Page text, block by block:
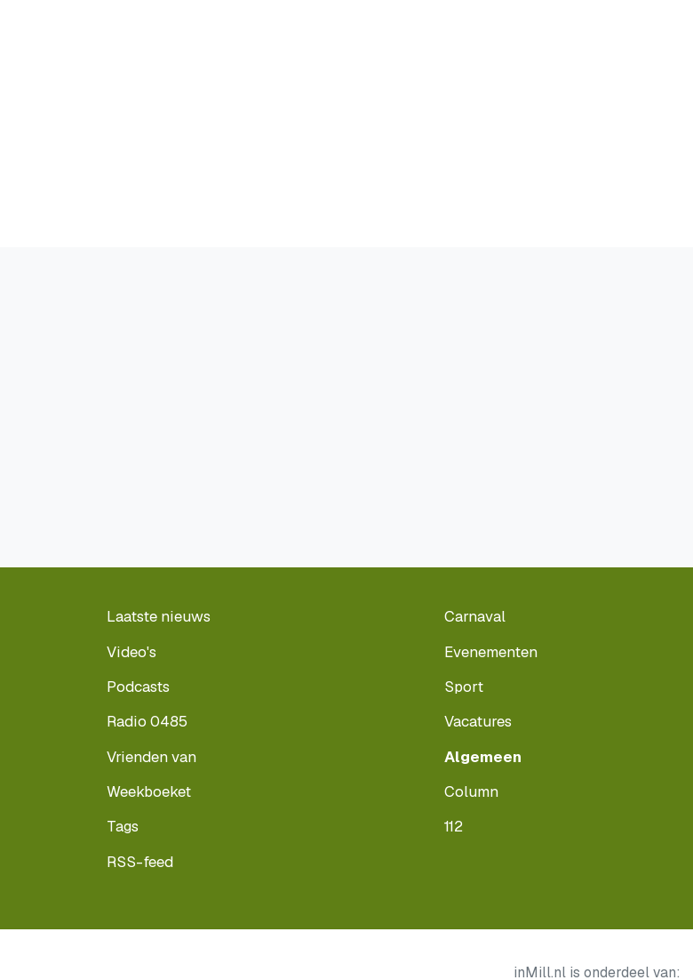
Laatste nieuws
Video's
Podcasts
Radio 0485
Vrienden van
Weekboeket
Tags
RSS-feed
Carnaval
Evenementen
Sport
Vacatures
Algemeen
Column
112
inMill.nl is onderdeel van: